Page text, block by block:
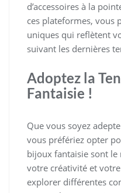
d’accessoires à la
ces plateformes, vous
uniques qui reflètent
suivant les dernières
Adoptez la
Fantaisie !
Que vous soyez
vous préfériez opter
bijoux fantaisie sont
votre créativité et
explorer différentes